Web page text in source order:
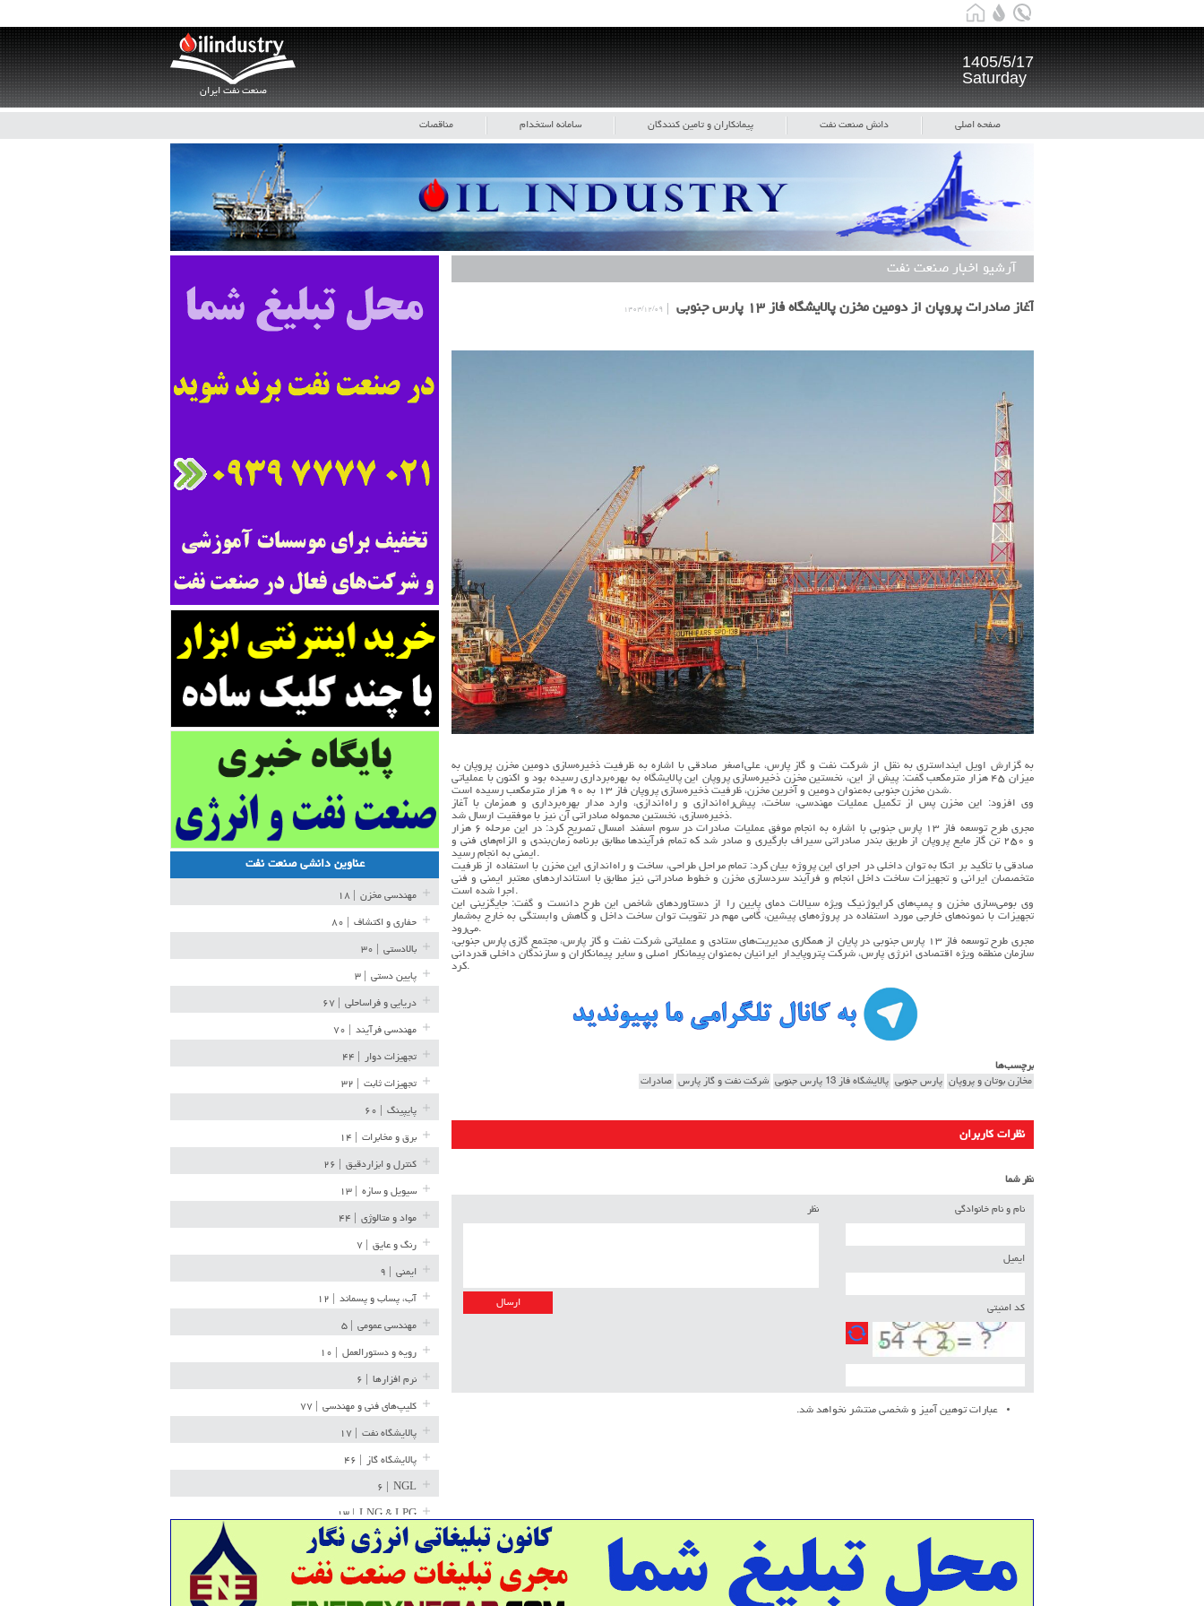
صنعت نفت ایران
1405/5/17
Saturday
صفحه اصلی دانش صنعت نفت پیمانکاران و تامین کنندگان سامانه استخدام مناقصات
آرشیو اخبار صنعت نفت
آغاز صادرات پروپان از دومین مخزن پالایشگاه فاز ۱۳ پارس جنوبی ۱۴۰۴/۱۲/۰۹
به گزارش اویل اینداستری به نقل از شرکت نفت و گاز پارس، علی‌اصغر صادقی با اشاره به ظرفیت ذخیره‌سازی دومین مخزن پروپان به
میزان ۴۵ هزار مترمکعب گفت: پیش از این، نخستین مخزن ذخیره‌سازی پروپان این پالایشگاه به بهره‌برداری رسیده بود و اکنون با عملیاتی
شدن مخزن جنوبی به‌عنوان دومین و آخرین مخزن، ظرفیت ذخیره‌سازی پروپان فاز ۱۳ به ۹۰ هزار مترمکعب رسیده است.
وی افزود: این مخزن پس از تکمیل عملیات مهندسی، ساخت، پیش‌راه‌اندازی و راه‌اندازی، وارد مدار بهره‌برداری و همزمان با آغاز
ذخیره‌سازی، نخستین محموله صادراتی آن نیز با موفقیت ارسال شد.
مجری طرح توسعه فاز ۱۳ پارس جنوبی با اشاره به انجام موفق عملیات صادرات در سوم اسفند امسال تصریح کرد: در این مرحله ۶ هزار
و ۲۵۰ تن گاز مایع پروپان از طریق بندر صادراتی سیراف بارگیری و صادر شد که تمام فرآیندها مطابق برنامه زمان‌بندی و الزام‌های فنی و
ایمنی به انجام رسید.
صادقی با تأکید بر اتکا به توان داخلی در اجرای این پروژه بیان کرد: تمام مراحل طراحی، ساخت و راه‌اندازی این مخزن با استفاده از ظرفیت
متخصصان ایرانی و تجهیزات ساخت داخل انجام و فرآیند سردسازی مخزن و خطوط صادراتی نیز مطابق با استانداردهای معتبر ایمنی و فنی
اجرا شده است.
وی بومی‌سازی مخزن و پمپ‌های کرایوژنیک ویژه سیالات دمای پایین را از دستاوردهای شاخص این طرح دانست و گفت: جایگزینی این
تجهیزات با نمونه‌های خارجی مورد استفاده در پروژه‌های پیشین، گامی مهم در تقویت توان ساخت داخل و کاهش وابستگی به خارج به‌شمار
می‌رود.
مجری طرح توسعه فاز ۱۳ پارس جنوبی در پایان از همکاری مدیریت‌های ستادی و عملیاتی شرکت نفت و گاز پارس، مجتمع گازی پارس جنوبی،
سازمان منطقه ویژه اقتصادی انرژی پارس، شرکت پتروپایدار ایرانیان به‌عنوان پیمانکار اصلی و سایر پیمانکاران و سازندگان داخلی قدردانی
کرد.
برچسب‌ها
مخازن بوتان و پروپان پارس جنوبی پالایشگاه فاز 13 پارس جنوبی شرکت نفت و گاز پارس صادرات
نظرات کاربران
نظر شما
نام و نام خانوادگی
ایمیل
کد امنیتی
نظر
عبارات توهین آمیز و شخصی منتشر نخواهد شد.
عناوین دانشی صنعت نفت
مهندسی مخزن
حفاری و اکتشاف
بالادستی
پایین دستی
دریایی و فراساحلی
مهندسی فرآیند
تجهیزات دوار
تجهیزات ثابت
پایپینگ
برق و مخابرات
کنترل و ابزاردقیق
سیویل و سازه
مواد و متالوژی
رنگ و عایق
ایمنی
آب، پساب و پسماند
مهندسی عمومی
رویه و دستورالعمل
نرم افزارها
کلیپ‌های فنی و مهندسی
پالایشگاه نفت
پالایشگاه گاز
NGL
LNG & LPG | ۱۳
خط لوله | ۳۶
مخازن ذخیره